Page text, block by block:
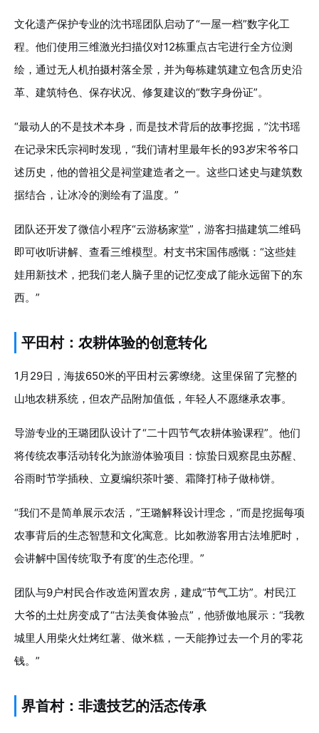
文化遗产保护专业的沈书瑶团队启动了“一屋一档”数字化工
程。他们使用三维激光扫描仪对12栋重点古宅进行全方位测
绘，通过无人机拍摄村落全景，并为每栋建筑建立包含历史沿
革、建筑特色、保存状况、修复建议的“数字身份证”。
“最动人的不是技术本身，而是技术背后的故事挖掘，”沈书瑶
在记录宋氏宗祠时发现，“我们请村里最年长的93岁宋爷爷口
述历史，他的曾祖父是祠堂建造者之一。这些口述史与建筑数
据结合，让冰冷的测绘有了温度。”
团队还开发了微信小程序“云游杨家堂”，游客扫描建筑二维码
即可收听讲解、查看三维模型。村支书宋国伟感慨：“这些娃
娃用新技术，把我们老人脑子里的记忆变成了能永远留下的东
西。”
平田村：农耕体验的创意转化
1月29日，海拔650米的平田村云雾缭绕。这里保留了完整的
山地农耕系统，但农产品附加值低，年轻人不愿继承农事。
导游专业的王璐团队设计了“二十四节气农耕体验课程”。他们
将传统农事活动转化为旅游体验项目：惊蛰日观察昆虫苏醒、
谷雨时节学插秧、立夏编织茶叶篓、霜降打柿子做柿饼。
“我们不是简单展示农活，”王璐解释设计理念，“而是挖掘每项
农事背后的生态智慧和文化寓意。比如教游客用古法堆肥时，
会讲解中国传统‘取予有度’的生态伦理。”
团队与9户村民合作改造闲置农房，建成“节气工坊”。村民江
大爷的土灶房变成了“古法美食体验点”，他骄傲地展示：“我教
城里人用柴火灶烤红薯、做米糕，一天能挣过去一个月的零花
钱。”
界首村：非遗技艺的活态传承